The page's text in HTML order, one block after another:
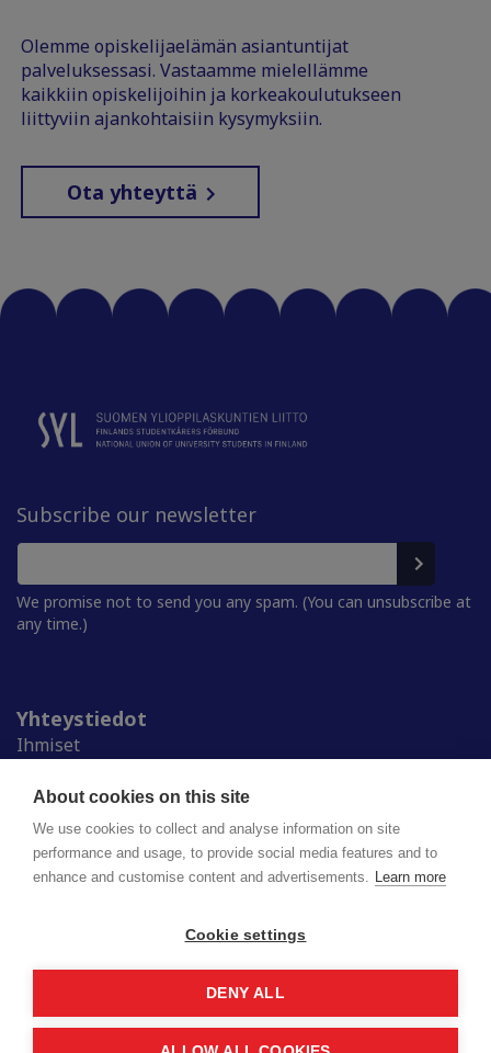
About cookies on this site
We use cookies to collect and analyse information on site
performance and usage, to provide social media features and to
enhance and customise content and advertisements. Learn more
Cookie settings
DENY ALL
Olemme opiskelijaelämän asiantuntijat
palveluksessasi. Vastaamme mielellämme
kaikkiin opiskelijoihin ja korkeakoulutukseen
liittyviin ajankohtaisiin kysymyksiin.
Ota yhteyttä
Subscribe our newsletter
We promise not to send you any spam. (You can unsubscribe at
any time.)
Yhteystiedot
Ihmiset
Ylioppilaskunnat
Alumnille
Suomen ylioppilaskuntien liitto (SYL) ry
Privacy policy
Saavutettavuusseloste